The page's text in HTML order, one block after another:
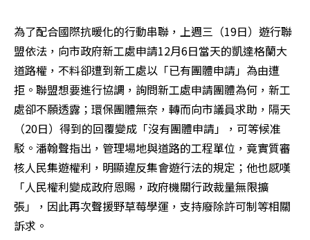
為了配合國際抗暖化的行動串聯，上週三（19日）遊行聯
盟依法，向市政府新工處申請12月6日當天的凱達格蘭大
道路權，不料卻遭到新工處以「已有團體申請」為由遭
拒。聯盟想要進行協調，詢問新工處申請團體為何，新工
處卻不願透露；環保團體無奈，轉而向市議員求助，隔天
（20日）得到的回覆變成「沒有團體申請」，可等候准
駁。潘翰聲指出，管理場地與道路的工程單位，竟實質審
核人民集遊權利，明顯違反集會遊行法的規定；他也感嘆
「人民權利變成政府恩賜，政府機關行政裁量無限擴
張」，因此再次聲援野草莓學運，支持廢除許可制等相關
訴求。